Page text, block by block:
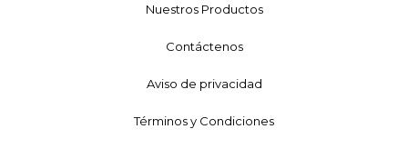
Nuestros Productos
Contáctenos
Aviso de privacidad
Términos y Condiciones